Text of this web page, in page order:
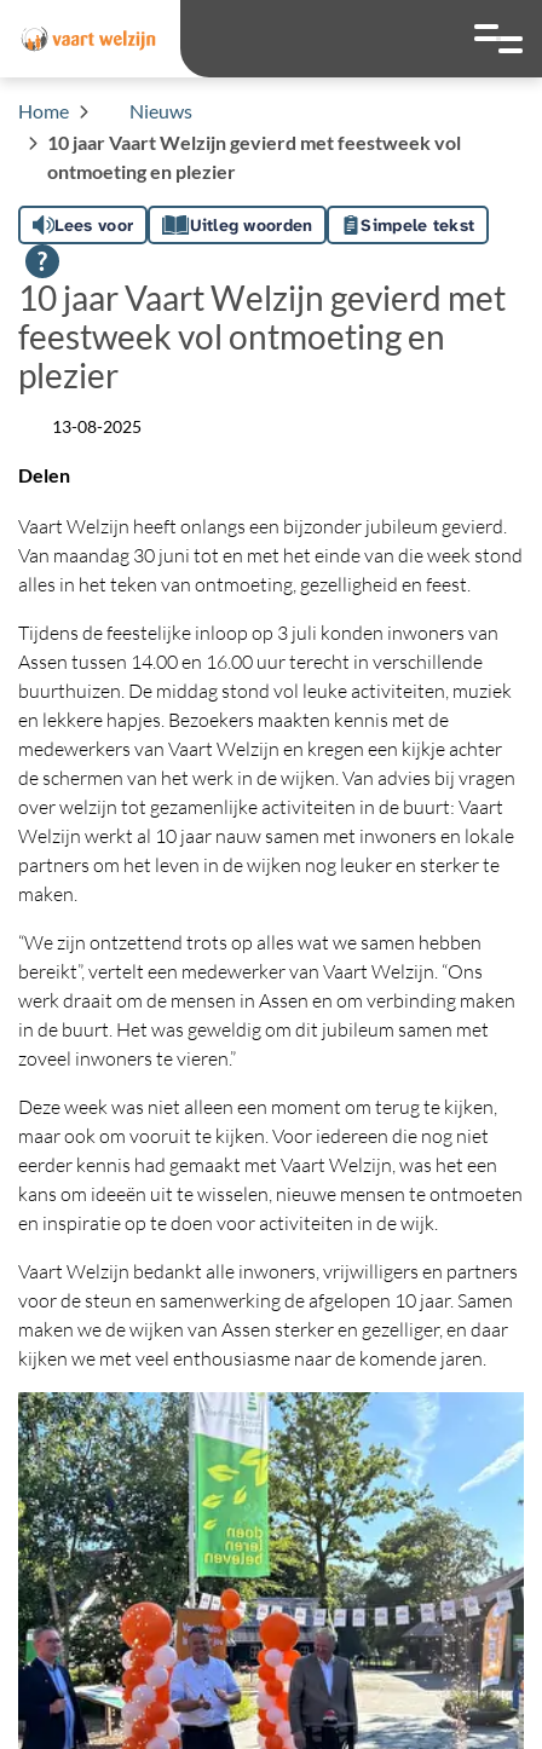
Hoog contrast
Ga naar
Home
Nieuws
10 jaar Vaart Welzijn gevierd met feestweek vol
ontmoeting en plezier
Lees voor Uitleg woorden Simpele tekst
10 jaar Vaart Welzijn gevierd met
feestweek vol ontmoeting en
plezier
Datum
13-08-2025
Delen
Vaart Welzijn heeft onlangs een bijzonder jubileum gevierd.
Van maandag 30 juni tot en met het einde van die week stond
alles in het teken van ontmoeting, gezelligheid en feest.
Tijdens de feestelijke inloop op 3 juli konden inwoners van
Assen tussen 14.00 en 16.00 uur terecht in verschillende
buurthuizen. De middag stond vol leuke activiteiten, muziek
en lekkere hapjes. Bezoekers maakten kennis met de
medewerkers van Vaart Welzijn en kregen een kijkje achter
de schermen van het werk in de wijken. Van advies bij vragen
over welzijn tot gezamenlijke activiteiten in de buurt: Vaart
Welzijn werkt al 10 jaar nauw samen met inwoners en lokale
partners om het leven in de wijken nog leuker en sterker te
maken.
“We zijn ontzettend trots op alles wat we samen hebben
bereikt”, vertelt een medewerker van Vaart Welzijn. “Ons
werk draait om de mensen in Assen en om verbinding maken
in de buurt. Het was geweldig om dit jubileum samen met
zoveel inwoners te vieren.”
Deze week was niet alleen een moment om terug te kijken,
maar ook om vooruit te kijken. Voor iedereen die nog niet
eerder kennis had gemaakt met Vaart Welzijn, was het een
kans om ideeën uit te wisselen, nieuwe mensen te ontmoeten
en inspiratie op te doen voor activiteiten in de wijk.
Vaart Welzijn bedankt alle inwoners, vrijwilligers en partners
voor de steun en samenwerking de afgelopen 10 jaar. Samen
maken we de wijken van Assen sterker en gezelliger, en daar
kijken we met veel enthousiasme naar de komende jaren.